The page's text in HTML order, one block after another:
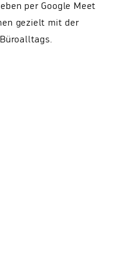
per Google Meet
gezielt mit der